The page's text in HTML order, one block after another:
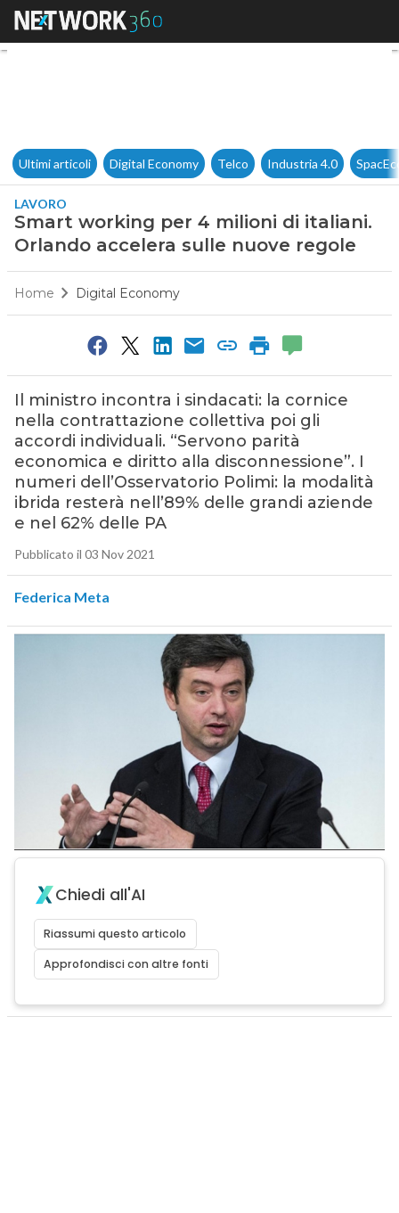
Smart working per 4 milioni
Ultimi articoli Digital Economy Telco Industria 4.0
LAVORO
Smart working per 4 milioni di italiani.
Orlando accelera sulle nuove regole
Home Digital Economy
Il ministro incontra i sindacati: la cornice
nella contrattazione collettiva poi gli
accordi individuali. “Servono parità
economica e diritto alla disconnessione”. I
numeri dell’Osservatorio Polimi: la modalità
ibrida resterà nell’89% delle grandi aziende
e nel 62% delle PA
Pubblicato il 03 Nov 2021
Federica Meta
Chiedi all'AI
Riassumi questo articolo
Approfondisci con altre fonti